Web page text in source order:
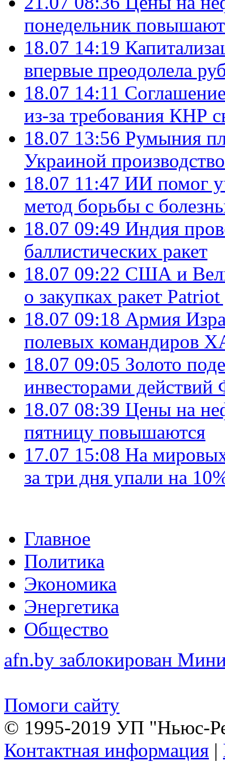
понедельник
18.07 14:19
впервые преодолела
18.07 14:11
из-за требования КНР
18.07 13:56 Румыния
Украиной
18.07 11:47 ИИ помог
метод борьбы с
18.07 09:49 Индия
баллистических ракет
18.07 09:22 США и
о закупках ракет
18.07 09:18 Армия
полевых командиров
18.07 09:05 Золото
инвесторами
18.07 08:39 Цены на
пятницу повышаются
17.07 15:08 На
за три дня упали на
Главное
Политика
Экономика
Энергетика
Общество
afn.by заблокирован
Помоги сайту
© 1995-2019 УП "Ньюс-
Контактная информация |